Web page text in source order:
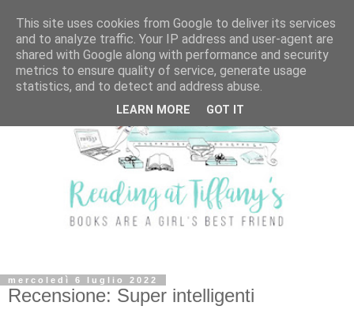
mercoledì 6 luglio 2022
Recensione: Super intelligenti
This site uses cookies from Google to deliver its services
and to analyze traffic. Your IP address and user-agent are
shared with Google along with performance and security
metrics to ensure quality of service, generate usage
statistics, and to detect and address abuse.
LEARN MORE GOT IT